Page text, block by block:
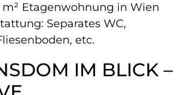
m² Etagenwohnung in Wien
Separates WC,
etc.
IM BLICK –